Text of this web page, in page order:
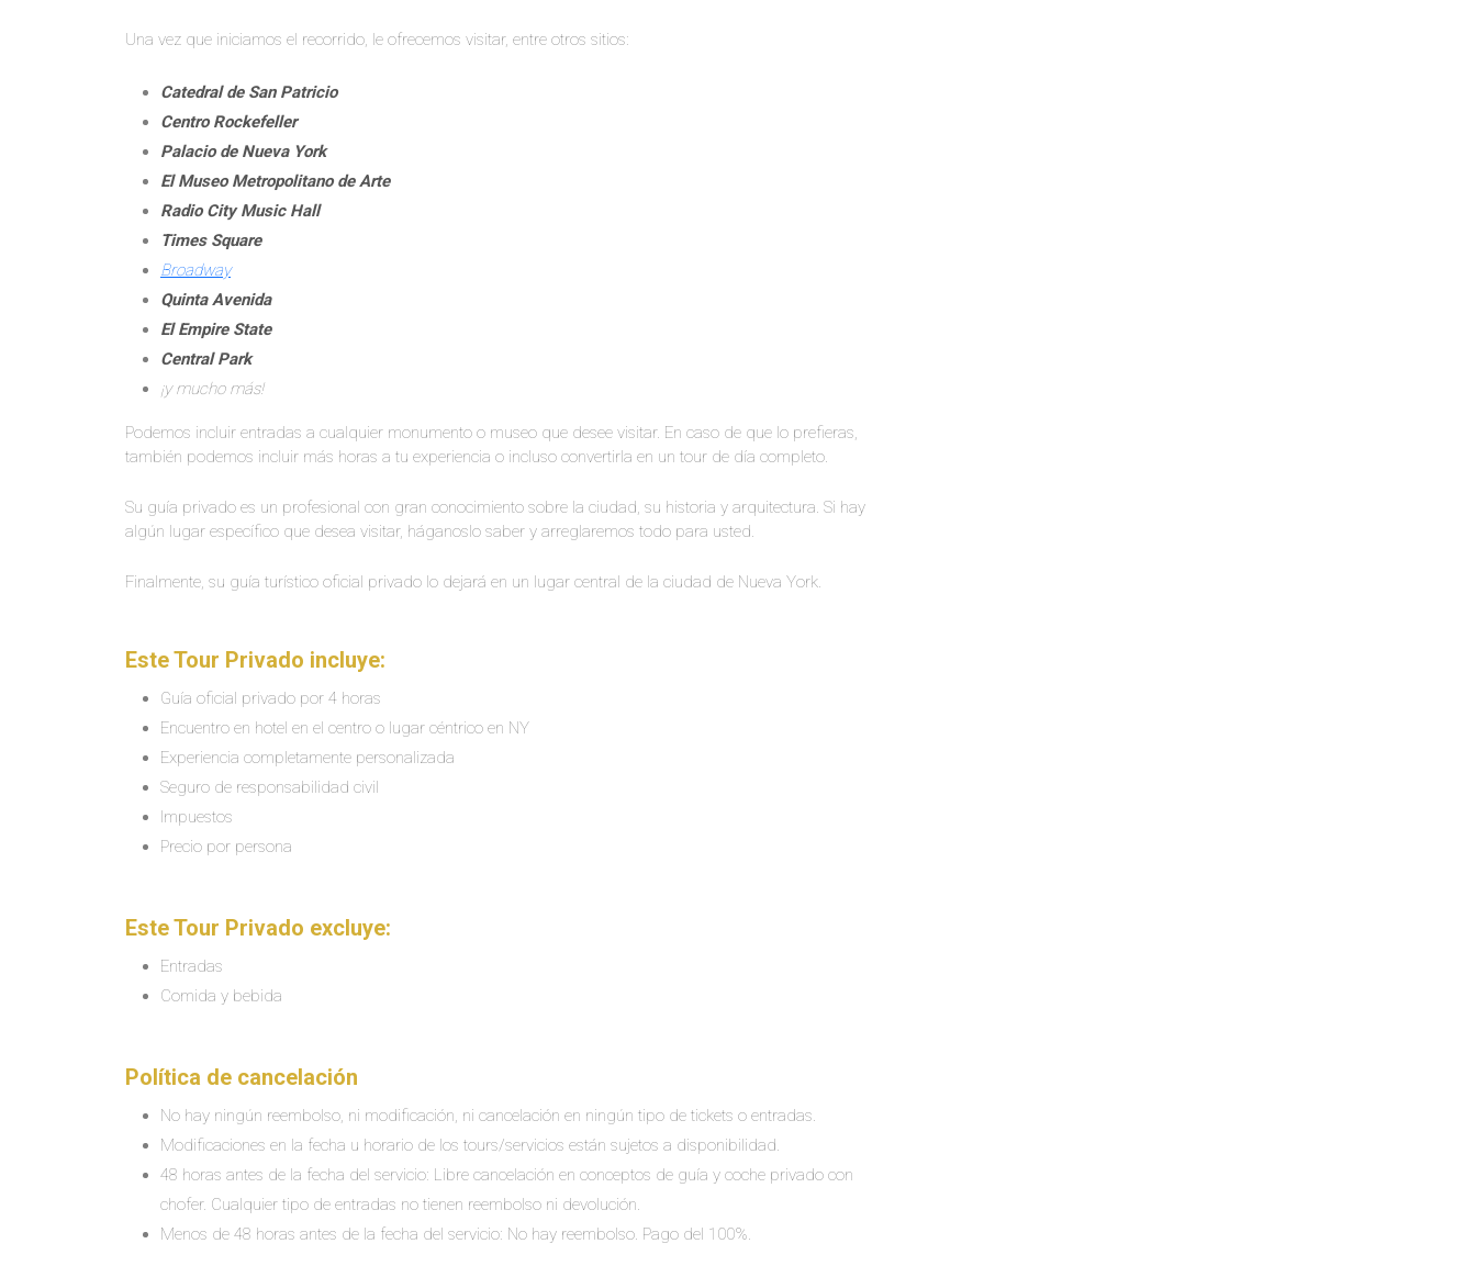
Una vez que iniciamos el recorrido, le ofrecemos visitar, entre otros sitios:
Catedral de San Patricio
Centro Rockefeller
Palacio de Nueva York
El Museo Metropolitano de Arte
Radio City Music Hall
Times Square
Broadway
Quinta Avenida
El Empire State
Central Park
¡y mucho más!
Podemos incluir entradas a cualquier monumento o museo que desee visitar. En caso de que lo prefieras,
también podemos incluir más horas a tu experiencia o incluso convertirla en un tour de día completo.
Su guía privado es un profesional con gran conocimiento sobre la ciudad, su historia y arquitectura. Si hay
algún lugar específico que desea visitar, háganoslo saber y arreglaremos todo para usted.
Finalmente, su guía turístico oficial privado lo dejará en un lugar central de la ciudad de Nueva York.
Este Tour Privado incluye:
Guía oficial privado por 4 horas
Encuentro en hotel en el centro o lugar céntrico en NY
Experiencia completamente personalizada
Seguro de responsabilidad civil
Impuestos
Precio por persona
Este Tour Privado excluye:
Entradas
Comida y bebida
Política de cancelación
No hay ningún reembolso, ni modificación, ni cancelación en ningún tipo de tickets o entradas.
Modificaciones en la fecha u horario de los tours/servicios están sujetos a disponibilidad.
48 horas antes de la fecha del servicio: Libre cancelación en conceptos de guía y coche privado con
chofer. Cualquier tipo de entradas no tienen reembolso ni devolución.
Menos de 48 horas antes de la fecha del servicio: No hay reembolso. Pago del 100%.